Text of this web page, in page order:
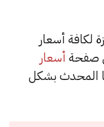
مميزة لكافة أسعار
صفحة أسعار
المحدث بشكل